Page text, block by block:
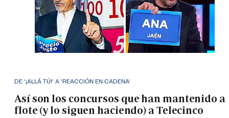
DE '¡ALLÁ TÚ!' A 'REACCIÓN EN CADENA'
Así son los concursos que han mantenido a
flote (y lo siguen haciendo) a Telecinco